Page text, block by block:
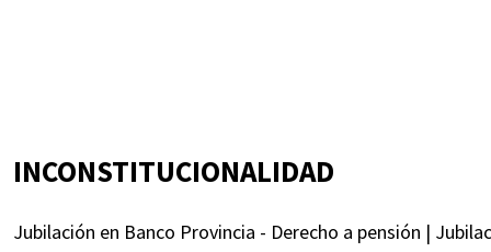
INCONSTITUCIONALIDAD
Jubilación en Banco Provincia - Derecho a pensión |